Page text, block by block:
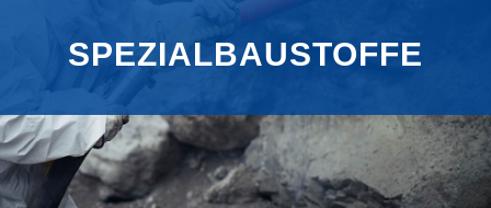
SPEZIALBAUSTOFFE